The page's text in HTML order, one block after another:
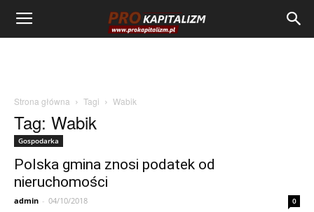
Strona główna Tagi Wabik
Tag: Wabik
Gospodarka
Polska gmina znosi podatek od
nieruchomości
admin - 04/10/2018 0